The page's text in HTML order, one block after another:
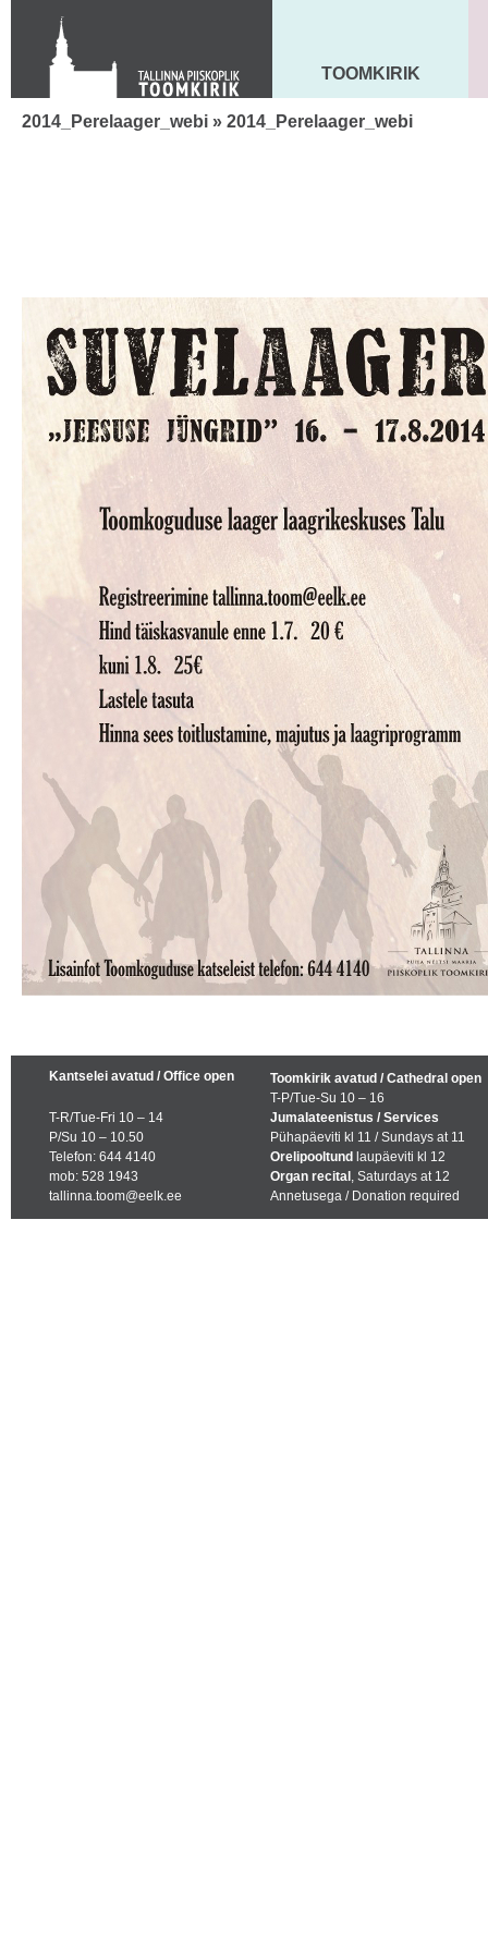
Toom-Kooli 6, 10130 TALLINN
tallinna.toom
+372 644 4140
MAARJA KIRIK
TOOMKIRIK
2014_Perelaager_webi » 2014_Perelaager_webi
Kantselei avatud / Office open
T-R/Tue-Fri 10 – 14
P/Su 10 – 10.50
Telefon: 644 4140
mob: 528 1943
tallinna.toom@eelk.ee
Toomkirik avatud / Cathedral open
T-P/Tue-Su 10 – 16
Jumalateenistus / Services
Pühapäeviti kl 11 / Sundays at 11
Orelipooltund laupäeviti kl 12
Organ recital , Saturdays at 12
Annetusega / Donation required